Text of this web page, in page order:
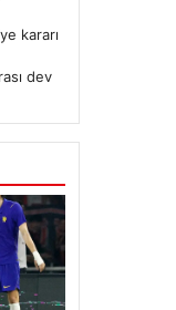
kararı
dev